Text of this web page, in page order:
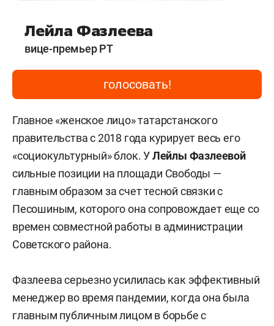
Лейла Фазлеева
вице-премьер РТ
голосовать!
Главное «женское лицо» татарстанского
правительства с 2018 года курирует весь его
«социокультурный» блок. УЛейлы Фазлеевой
сильные позиции на площади Свободы —
главным образом за счет тесной связки с
Песошиным, которого она сопровождает еще со
времен совместной работы в администрации
Советского района.
Фазлеева серьезно усилилась как эффективный
менеджер во время пандемии, когда она была
главным публичным лицом в борьбе с